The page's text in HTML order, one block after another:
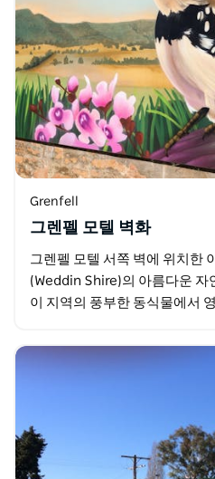
Grenfell
그렌펠 모텔 벽화
그렌펠 모텔 서쪽 벽에 위치한
(Weddin Shire)의 아름다운 자
이 지역의 풍부한 동식물에서